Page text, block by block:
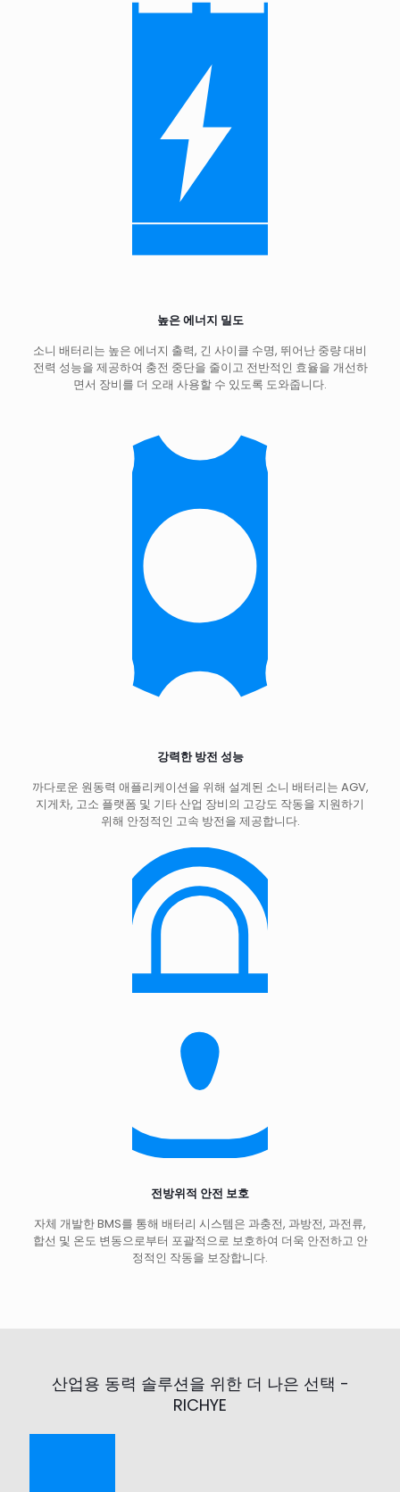
높은 에너지 밀도
소니 배터리는 높은 에너지 출력, 긴 사이클 수명, 뛰어난 중량 대비
전력 성능을 제공하여 충전 중단을 줄이고 전반적인 효율을 개선하
면서 장비를 더 오래 사용할 수 있도록 도와줍니다.
강력한 방전 성능
까다로운 원동력 애플리케이션을 위해 설계된 소니 배터리는 AGV,
지게차, 고소 플랫폼 및 기타 산업 장비의 고강도 작동을 지원하기
위해 안정적인 고속 방전을 제공합니다.
전방위적 안전 보호
자체 개발한 BMS를 통해 배터리 시스템은 과충전, 과방전, 과전류,
합선 및 온도 변동으로부터 포괄적으로 보호하여 더욱 안전하고 안
정적인 작동을 보장합니다.
산업용 동력 솔루션을 위한 더 나은 선택 -
RICHYE